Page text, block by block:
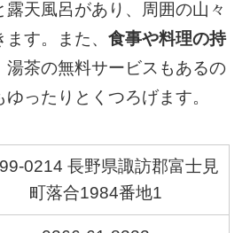
天風呂があり、周囲の山々
ます。また、食事や料理の持
湯茶の無料サービスもあるの
ったりとくつろげます。
0214 長野県諏訪郡富士見
町落合1984番地1